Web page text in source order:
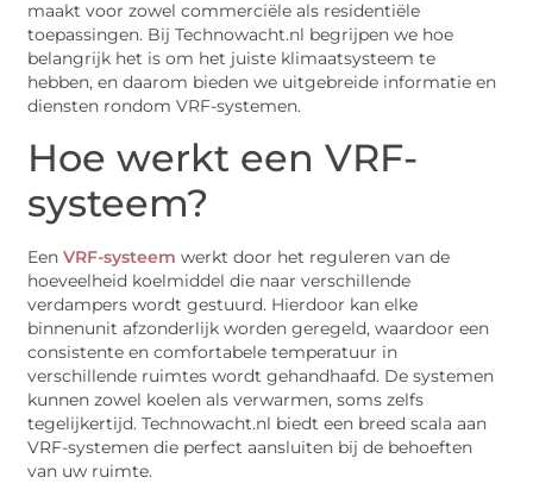
maakt voor zowel commerciële als residentiële
toepassingen. Bij Technowacht.nl begrijpen we hoe
belangrijk het is om het juiste klimaatsysteem te
hebben, en daarom bieden we uitgebreide informatie en
diensten rondom VRF-systemen.
Hoe werkt een VRF-
systeem?
EenVRF-systeem werkt door het reguleren van de
hoeveelheid koelmiddel die naar verschillende
verdampers wordt gestuurd. Hierdoor kan elke
binnenunit afzonderlijk worden geregeld, waardoor een
consistente en comfortabele temperatuur in
verschillende ruimtes wordt gehandhaafd. De systemen
kunnen zowel koelen als verwarmen, soms zelfs
tegelijkertijd. Technowacht.nl biedt een breed scala aan
VRF-systemen die perfect aansluiten bij de behoeften
van uw ruimte.